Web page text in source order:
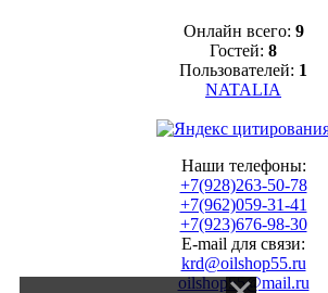
Онлайн всего: 9
Гостей: 8
Пользователей: 1
NATALIA
Наши телефоны:
+7(928)263-50-78
+7(962)059-31-41
+7(923)676-98-30
E-mail для связи:
krd@oilshop55.ru
oilshop55@mail.ru